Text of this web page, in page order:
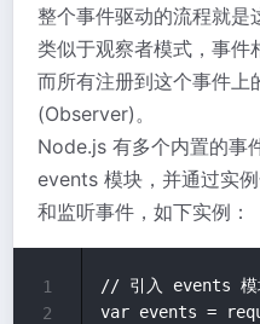
整个事件驱动的流程就是
类似于观察者模式，事件
而所有注册到这个事件上
(Observer)。
Node.js 有多个内置的事
events 模块，并通过实
和监听事件，如下实例：
// 引入 events 模
var events =
1
2